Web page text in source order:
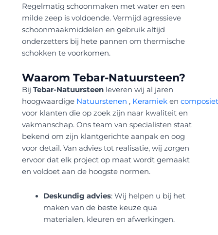
Regelmatig schoonmaken met water en een
milde zeep is voldoende. Vermijd agressieve
schoonmaakmiddelen en gebruik altijd
onderzetters bij hete pannen om thermische
schokken te voorkomen.
Waarom Tebar-Natuursteen?
Bij Tebar-Natuursteen leveren wij al jaren
hoogwaardige Natuurstenen , Keramiek en composiet
voor klanten die op zoek zijn naar kwaliteit en
vakmanschap. Ons team van specialisten staat
bekend om zijn klantgerichte aanpak en oog
voor detail. Van advies tot realisatie, wij zorgen
ervoor dat elk project op maat wordt gemaakt
en voldoet aan de hoogste normen.
Deskundig advies: Wij helpen u bij het
maken van de beste keuze qua
materialen, kleuren en afwerkingen.